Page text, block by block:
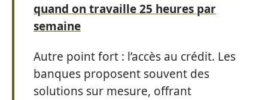
quand on travaille 25 heures par
semaine
Autre point fort : l’accès au crédit. Les
banques proposent souvent des
solutions sur mesure, offrant